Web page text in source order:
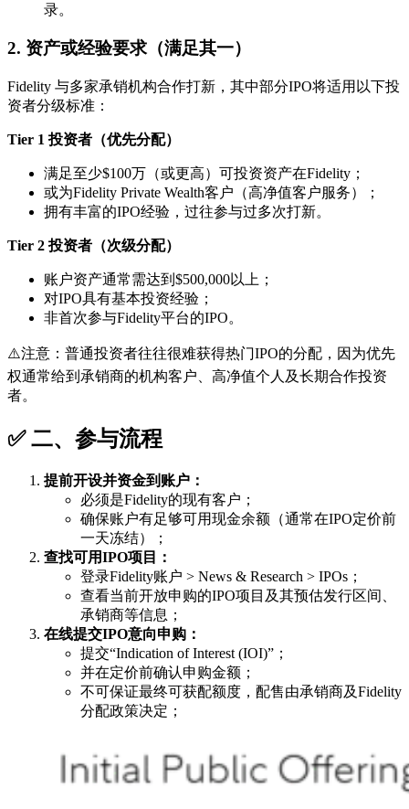
录。
2. 资产或经验要求（满足其一）
Fidelity 与多家承销机构合作打新，其中部分IPO将适用以下投
资者分级标准：
Tier 1 投资者（优先分配）
满足至少$100万（或更高）可投资资产在Fidelity；
或为Fidelity Private Wealth客户（高净值客户服务）；
拥有丰富的IPO经验，过往参与过多次打新。
Tier 2 投资者（次级分配）
账户资产通常需达到$500,000以上；
对IPO具有基本投资经验；
非首次参与Fidelity平台的IPO。
⚠️注意：普通投资者往往很难获得热门IPO的分配，因为优先
权通常给到承销商的机构客户、高净值个人及长期合作投资
者。
✅ 二、参与流程
提前开设并资金到账户：
必须是Fidelity的现有客户；
确保账户有足够可用现金余额（通常在IPO定价前
一天冻结）；
查找可用IPO项目：
登录Fidelity账户 > News & Research > IPOs；
查看当前开放申购的IPO项目及其预估发行区间、
承销商等信息；
在线提交IPO意向申购：
提交“Indication of Interest (IOI)”；
并在定价前确认申购金额；
不可保证最终可获配额度，配售由承销商及Fidelity
分配政策决定；